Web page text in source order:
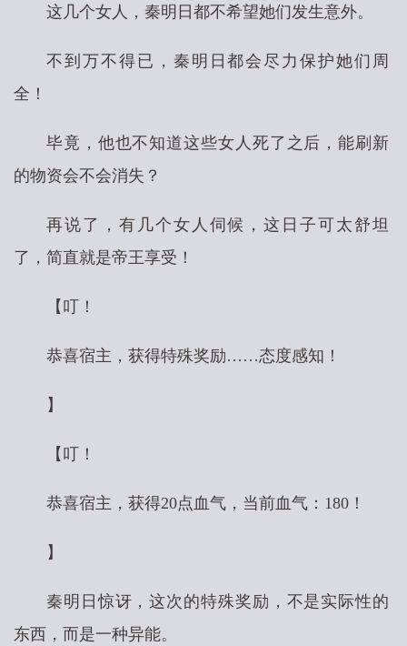
这几个女人，秦明日都不希望她们发生意外。
不到万不得已，秦明日都会尽力保护她们周
全！
毕竟，他也不知道这些女人死了之后，能刷新
的物资会不会消失？
再说了，有几个女人伺候，这日子可太舒坦
了，简直就是帝王享受！
【叮！
恭喜宿主，获得特殊奖励……态度感知！
】
【叮！
恭喜宿主，获得20点血气，当前血气：180！
】
秦明日惊讶，这次的特殊奖励，不是实际性的
东西，而是一种异能。